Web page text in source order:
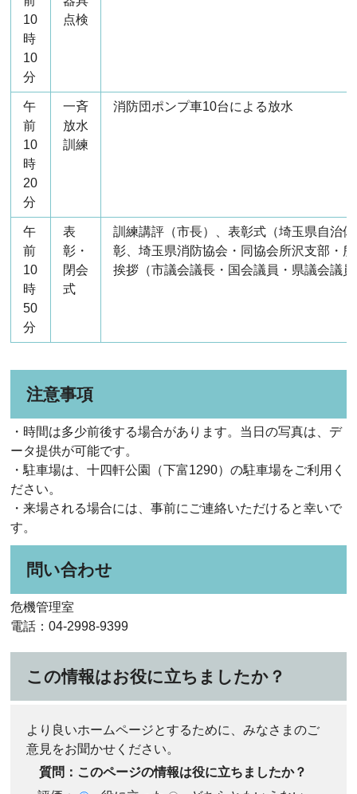
10
時
10
分
点検
午
前
10
時
20
分
一斉
放水
訓練
消防団ポンプ車10台による放水
午
前
10
時
50
分
表
彰・
閉会
式
訓練講評（市長）、表彰式（埼玉県自治
彰、埼玉県消防協会・同協会所沢支部・
挨拶（市議会議長・国会議員・県議会議
注意事項
・時間は多少前後する場合があります。当日の写真は、デ
ータ提供が可能です。
・駐車場は、十四軒公園（下富1290）の駐車場をご利用く
ださい。
・来場される場合には、事前にご連絡いただけると幸いで
す。
問い合わせ
危機管理室
電話：04-2998-9399
この情報はお役に立ちましたか？
より良いホームページとするために、みなさまのご
意見をお聞かせください。
質問：このページの情報は役に立ちましたか？